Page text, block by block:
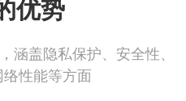
优势
涵盖隐私保护、安全性、
性能等方面